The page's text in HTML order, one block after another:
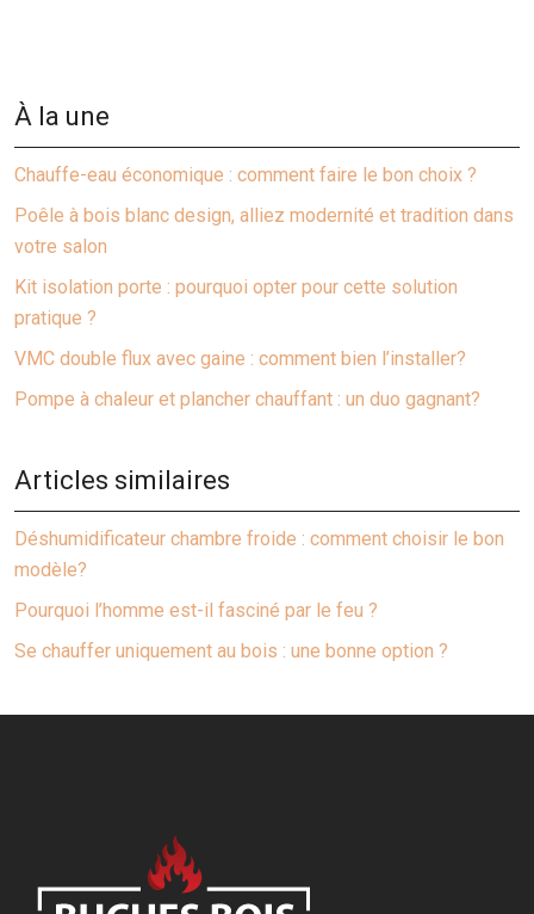
À la une
Chauffe-eau économique : comment faire le bon choix ?
Poêle à bois blanc design, alliez modernité et tradition dans
votre salon
Kit isolation porte : pourquoi opter pour cette solution
pratique ?
VMC double flux avec gaine : comment bien l’installer?
Pompe à chaleur et plancher chauffant : un duo gagnant?
Articles similaires
Déshumidificateur chambre froide : comment choisir le bon
modèle?
Pourquoi l’homme est-il fasciné par le feu ?
Se chauffer uniquement au bois : une bonne option ?